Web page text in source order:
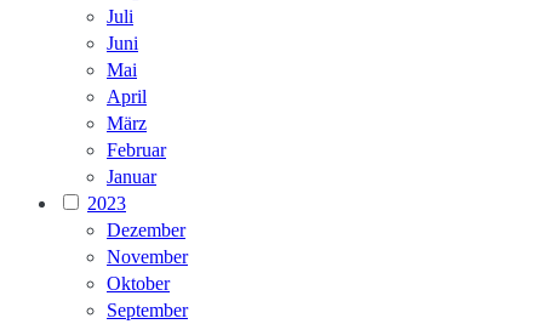
Juli
Juni
Mai
April
März
Februar
Januar
2023
Dezember
November
Oktober
September